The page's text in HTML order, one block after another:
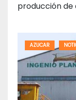
producción de
AZUCAR